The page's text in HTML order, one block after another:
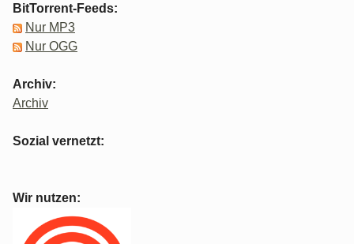
BitTorrent-Feeds:
Nur MP3
Nur OGG
Archiv:
Archiv
Sozial vernetzt:
Wir nutzen: